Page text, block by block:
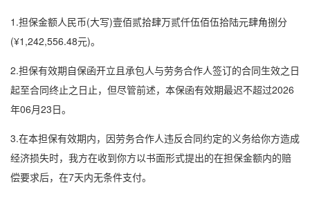
1.担保金额人民币(大写)壹佰贰拾肆万贰仟伍佰伍拾陆元肆角捌分
(¥1,242,556.48元)。
2.担保有效期自保函开立且承包人与劳务合作人签订的合同生效之日
起至合同终止之日止，但尽管前述，本保函有效期最迟不超过2026
年06月23日。
3.在本担保有效期内，因劳务合作人违反合同约定的义务给你方造成
经济损失时，我方在收到你方以书面形式提出的在担保金额内的赔
偿要求后，在7天内无条件支付。